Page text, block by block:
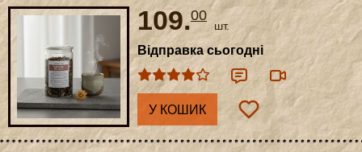
109.00
шт.
Відправка сьогодні
У КОШИК